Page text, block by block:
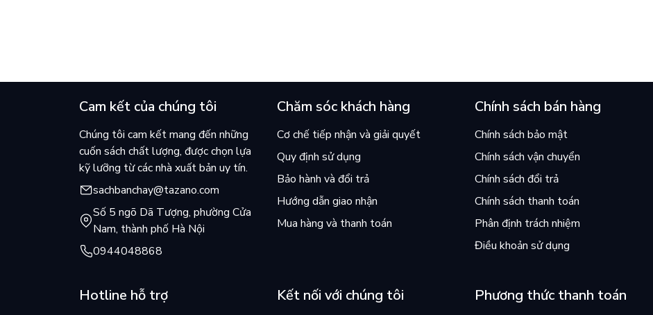
Cam kết của chúng tôi
Chúng tôi cam kết mang đến những
cuốn sách chất lượng, được chọn lựa
kỹ lưỡng từ các nhà xuất bản uy tín.
sachbanchay@tazano.com
Số 5 ngõ Dã Tượng, phường Cửa
Nam, thành phố Hà Nội
0944048868
Chăm sóc khách hàng
Cơ chế tiếp nhận và giải quyết
Quy định sử dụng
Bảo hành và đổi trả
Hướng dẫn giao nhận
Mua hàng và thanh toán
Chính sách bán hàng
Chính sách bảo mật
Chính sách vận chuyển
Chính sách đổi trả
Chính sách thanh toán
Phân định trách nhiệm
Điều khoản sử dụng
Hotline hỗ trợ Kết nối với chúng tôi Phương thức thanh toán